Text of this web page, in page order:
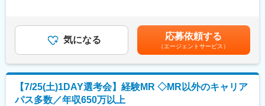
(※MR資格の取得に関しては万全のフォロー体制がございますので
ご安心くださいませ)
具体的な活動としては、既存の病院の医師や薬剤師の方に向け
通常の営業職とは異なりメインミッションは医薬品の情報提供と
なるため、原則として販売や納品は行いません。お医者様、病
院、地域医療のニーズや困りごとに対して寄り添った顧客活動が
の目安となりますので前後する可能性がございます ・インセンテ
ィブは業績及び評価により変動の可能性あり・外勤手当：1日
1500円（外勤3.5時間以上）・変動賞与制：標準評価・年間6ヶ月
支給（昨年度実績）賃金はあくまでも目安の金額であり、選考を
通じて上下する可能性があります。月給(月額)は固定手当を含めた
表記です。
気になる 応募依頼する
（エージェントサービス）
【7/25(土)1DAY選考会】経験MR ◇MR以外のキャリア
パス多数／年収650万以上